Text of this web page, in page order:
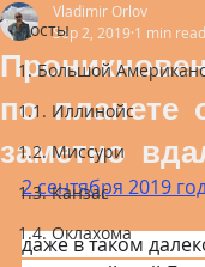
Посты
1. Большой
1.1. Иллинойс
1.2. Миссури
1.3. Канзас
1.4. Оклахома
по планете
заметно
Vladimir Orlov
Sep 2, 2019 1 min read
2 сентября 2019
даже в таком